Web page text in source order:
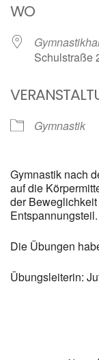
WO
Schulstraße
Gymnastik
Gymnastik nach
auf die
der
Entspannungsteil.
Die Übungen
Übungsleiterin: